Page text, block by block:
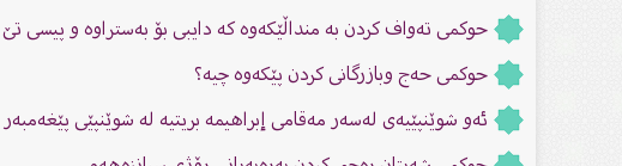
حوكمی تەواف كردن بە منداڵێكەوە كە دایبی بۆ بەستراوە و پیسی
حوکمی حەج وبازرگانى كردن پێكەوە چیە؟
ئەو شوێنپێیەى لەسەر مەقامى إبراهیمە بریتیە لە شوێنپێى